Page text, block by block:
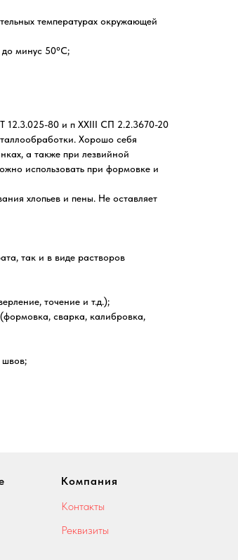
температурах окружающей
до минус 50°С;
12.3.025-80 и п ХХIII СП 2.2.3670-20
Хорошо себя
а также при лезвийной
использовать при формовке и
хлопьев и пены. Не оставляет
так и в виде растворов
точение и т.д.);
сварка, калибровка,
швов;
Компания
Контакты
Реквизиты